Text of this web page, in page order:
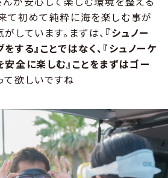
て初めて純粋に海を楽しむ事が
しています。まずは、 『シュノー
する』ことではなく、『シュノーケ
安全に楽しむ』ことをまずはゴー
て欲しいですね